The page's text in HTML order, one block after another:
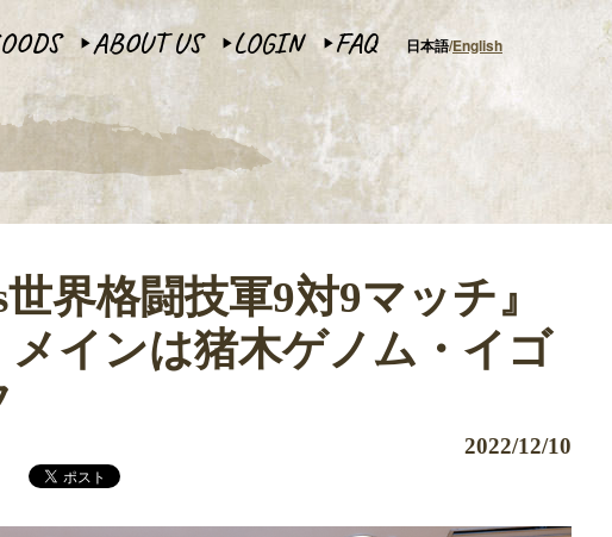
▶︎ABOUT US ▶︎ LOGIN ▶︎FAQ 日本語English
界格闘技軍9対9マッチ』
インは猪木ゲノム・イゴ
2022/12/10